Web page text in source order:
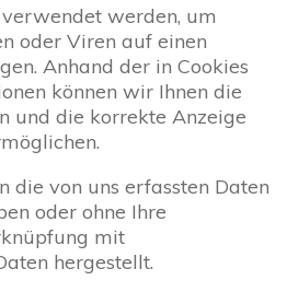
werden, um
oder Viren auf einen
Anhand der in Cookies
können wir Ihnen die
und die korrekte Anzeige
die von uns erfassten Daten
oder ohne Ihre
mit
hergestellt.